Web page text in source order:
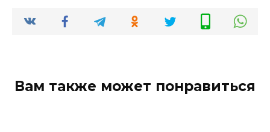
Вам также может понравиться